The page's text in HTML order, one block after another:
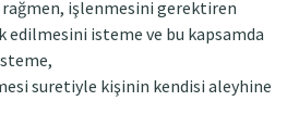
işlenmesini gerektiren
isteme ve bu kapsamda
suretiyle kişinin kendisi aleyhine